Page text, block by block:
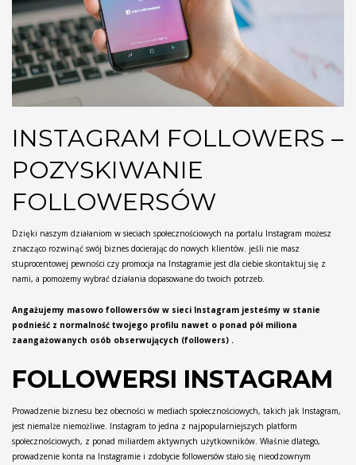
INSTAGRAM FOLLOWERS –
POZYSKIWANIE
FOLLOWERSÓW
Dzięki naszym działaniom w sieciach społecznościowych na portalu Instagram możesz
znacząco rozwinąć swój biznes docierając do nowych klientów. jeśli nie masz
stuprocentowej pewności czy promocja na Instagramie jest dla ciebie skontaktuj się z
nami, a pomożemy wybrać działania dopasowane do twoich potrzeb.
Angażujemy masowo followersów w sieci Instagram jesteśmy w stanie
podnieść z normalność twojego profilu nawet o ponad pół miliona
zaangażowanych osób obserwujących (followers) .
FOLLOWERSI INSTAGRAM
Prowadzenie biznesu bez obecności w mediach społecznościowych, takich jak Instagram,
jest niemalże niemożliwe. Instagram to jedna z najpopularniejszych platform
społecznościowych, z ponad miliardem aktywnych użytkowników. Właśnie dlatego,
prowadzenie konta na Instagramie i zdobycie followersów stało się nieodzownym